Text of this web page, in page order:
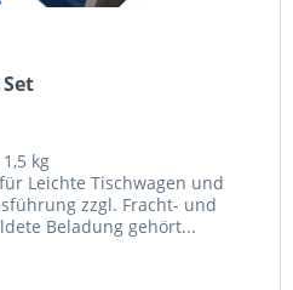
kg
Leichte Tischwagen und
zzgl. Fracht- und
Beladung gehört...